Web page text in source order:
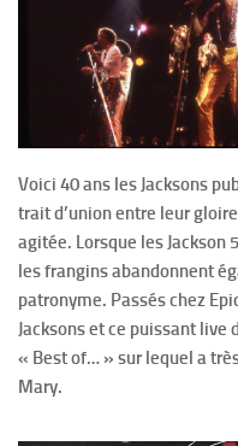
Voici 40 ans les Jacksons
trait d’union entre leur
agitée. Lorsque les Jackson
les frangins abandonnent
patronyme. Passés chez
Jacksons et ce puissant
« Best of… » sur lequel a
Mary.